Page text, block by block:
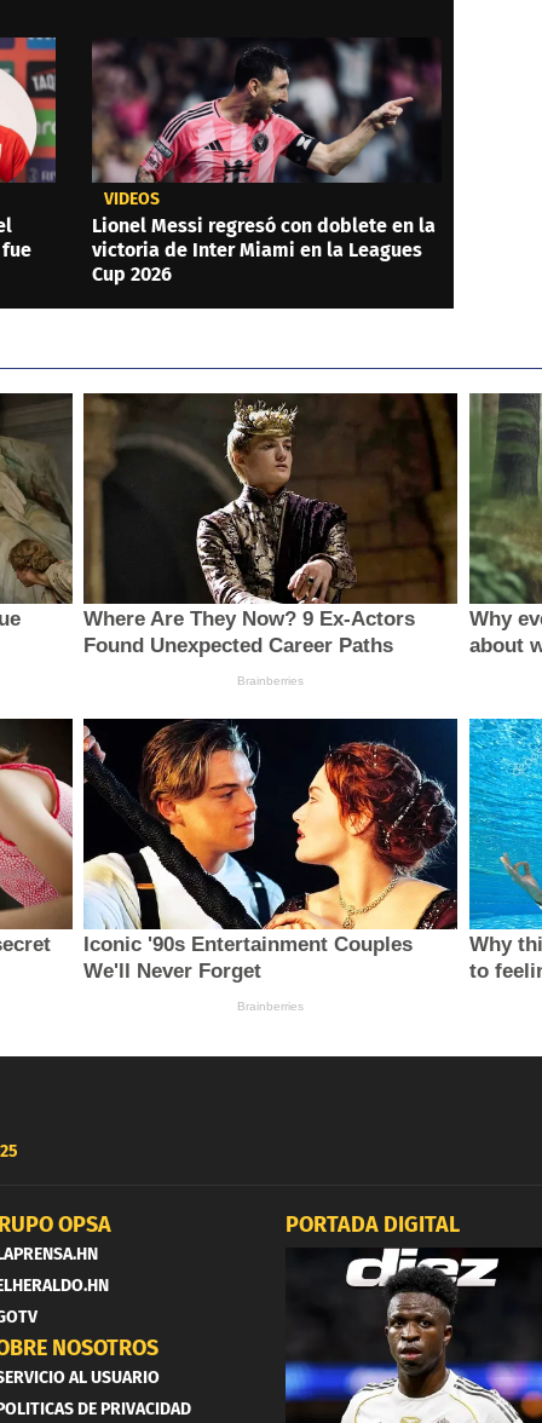
VIDEOS
Lionel Messi regresó con doblete en la
victoria de Inter Miami en la Leagues
Cup 2026
OPSA
NOSOTROS
AL USUARIO
DE PRIVACIDAD
PORTADA DIGITAL